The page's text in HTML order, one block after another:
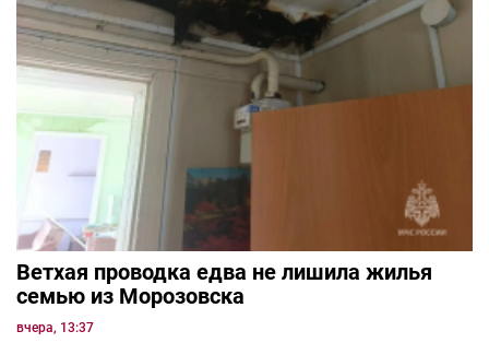
Ветхая проводка едва не лишила жилья
семью из Морозовска
вчера, 13:37